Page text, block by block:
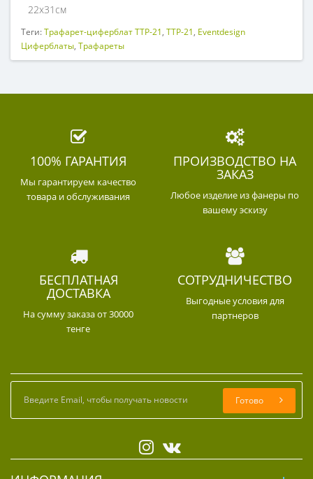
22х31см
Теги:Трафарет-циферблат ТТР-21, ТТР-21, Eventdesign
Циферблаты, Трафареты
100% ГАРАНТИЯ
Мы гарантируем качество
товара и обслуживания
ПРОИЗВОДСТВО НА
ЗАКАЗ
Любое изделие из фанеры по
вашему эскизу
БЕСПЛАТНАЯ
ДОСТАВКА
На сумму заказа от 30000
тенге
СОТРУДНИЧЕСТВО
Выгодные условия для
партнеров
Готово